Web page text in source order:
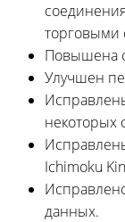
торговыми
Повышена
Улучшен
некоторых
Ichimoku
данных.